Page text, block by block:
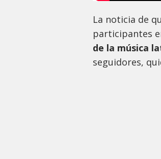
La noticia de
participantes
de la música
seguidores,